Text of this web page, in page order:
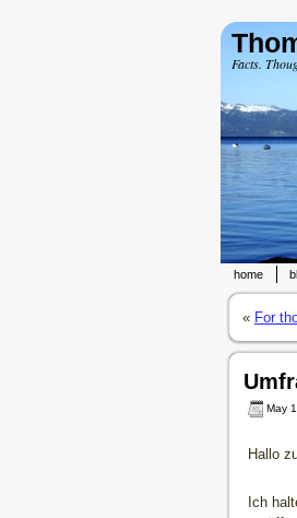
Facts.
home
« For
May
Hallo
Ich